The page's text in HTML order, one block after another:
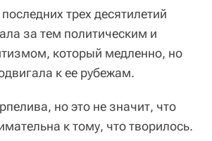
трех десятилетий
за тем политическим и
который медленно, но
к ее рубежам.
но это не значит, что
к тому, что творилось.